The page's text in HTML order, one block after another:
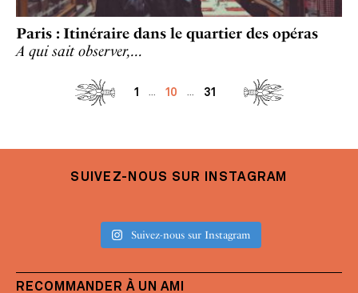
Paris : Itinéraire dans le quartier des opéras
A qui sait observer,…
1 10 31
SUIVEZ-NOUS SUR INSTAGRAM
Suivez-nous sur Instagram
RECOMMANDER À UN AMI